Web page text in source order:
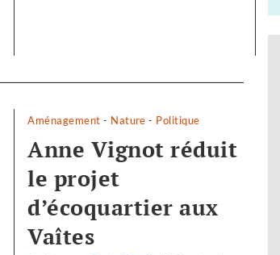
Aménagement - Nature - Politique
Anne Vignot réduit
le projet
d’écoquartier aux
Vaîtes